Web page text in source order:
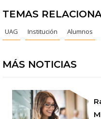
TEMAS
UAG Institución Alumnos
MÁS NOTICIAS